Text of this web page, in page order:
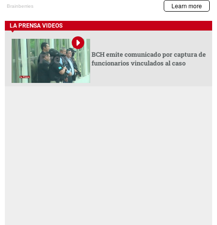
LA PRENSA VIDEOS
BCH emite comunicado por captura de
funcionarios vinculados al caso